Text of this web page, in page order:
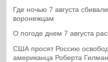
Где ночью 7 августа
воронежцам
О погоде днем 7 августа
США просят Россию
американца Роберта